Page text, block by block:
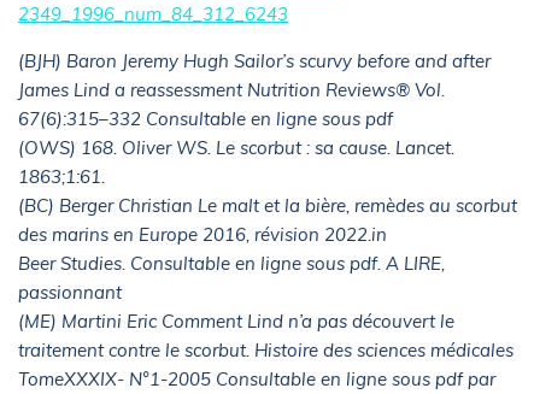
2349_1996_num_84_312_6243
(BJH) Baron Jeremy Hugh Sailor’s scurvy before and after
James Lind a reassessment Nutrition Reviews® Vol.
67(6):315–332 Consultable en ligne sous pdf
(OWS) 168. Oliver WS. Le scorbut : sa cause. Lancet.
1863;1:61.
(BC) Berger Christian Le malt et la bière, remèdes au scorbut
des marins en Europe 2016, révision 2022.in
Beer Studies. Consultable en ligne sous pdf. A LIRE,
passionnant
(ME) Martini Eric Comment Lind n’a pas découvert le
traitement contre le scorbut. Histoire des sciences médicales
TomeXXXIX- N°1-2005 Consultable en ligne sous pdf par